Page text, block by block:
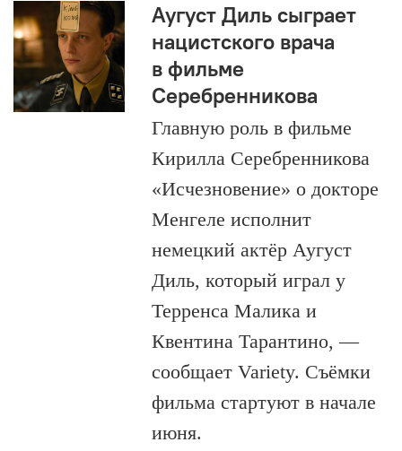
Аугуст Диль сыграет
нацистского врача
в фильме
Серебренникова
Главную роль в фильме
Кирилла Серебренникова
«Исчезновение» о докторе
Менгеле исполнит
немецкий актёр Аугуст
Диль, который играл у
Терренса Малика и
Квентина Тарантино, —
сообщает Variety. Съёмки
фильма стартуют в начале
июня.